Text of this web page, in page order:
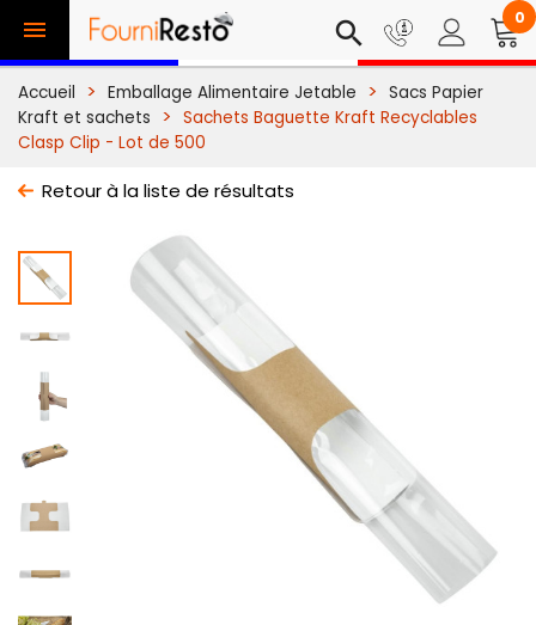
 search 0
Accueil Emballage Alimentaire Jetable
Sacs Papier
Kraft et sachets
Sachets Baguette Kraft Recyclables
Clasp Clip - Lot de 500
Retour à la liste de résultats